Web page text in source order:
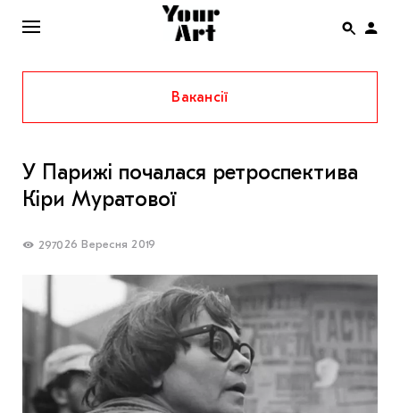
ENG
НОВИНИ
АФІША
ІНТЕРВ’Ю
КОЛОНКИ
СПЕЦПРОЄКТИ
THE UKRAINIAN PAVILION AT VENICE BIENNALE
2022
МАРІУПОЛЬСЬКІ МАРГІНАЛІЇ
Вакансії
У Парижі почалася ретроспектива
Кіри Муратової
2970 26 Вересня 2019